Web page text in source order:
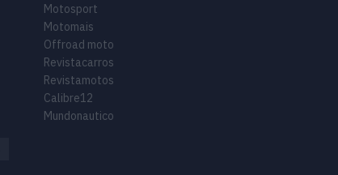
Motosport
Motomais
Offroad moto
Revistacarros
Revistamotos
Calibre12
Mundonautico